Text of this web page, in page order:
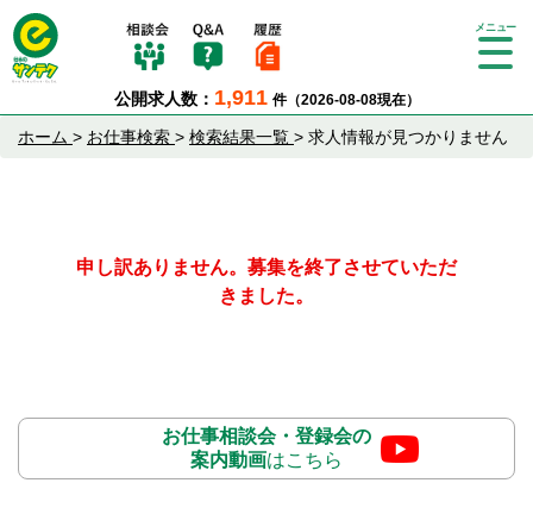
公開求人数： 1,911 件（2026-08-08現在）
Tog
ion
ホーム > お仕事検索 > 検索結果一覧 > 求人情報が見つかりません
申し訳ありません。募集を終了させていただ
きました。
お仕事相談会・登録会の
案内動画はこちら